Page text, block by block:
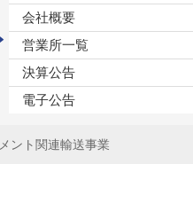
会社概要
営業所一覧
決算公告
電子公告
関連
ント関連輸送事業